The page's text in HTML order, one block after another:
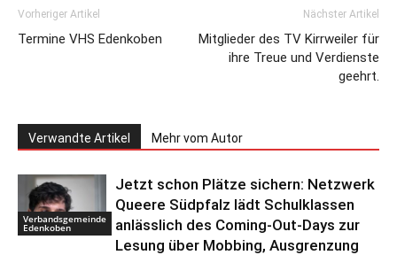
Vorheriger Artikel
Termine VHS Edenkoben
Nächster Artikel
Mitglieder des TV Kirrweiler für
ihre Treue und Verdienste
geehrt.
Verwandte Artikel Mehr vom Autor
Verbandsgemeinde
Edenkoben
Jetzt schon Plätze sichern: Netzwerk
Queere Südpfalz lädt Schulklassen
anlässlich des Coming-Out-Days zur
Lesung über Mobbing, Ausgrenzung